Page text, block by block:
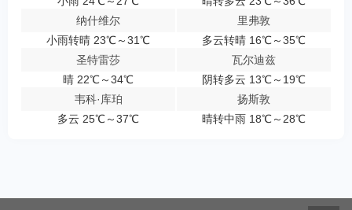
纳什维尔
小雨转晴 23℃～31℃
里弗敦
多云转晴 16℃～35℃
圣特雷莎
晴 22℃～34℃
瓦尔迪兹
阴转多云 13℃～19℃
韦科·库珀
多云 25℃～37℃
扬斯敦
晴转中雨 18℃～28℃